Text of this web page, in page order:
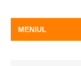
MENIUL